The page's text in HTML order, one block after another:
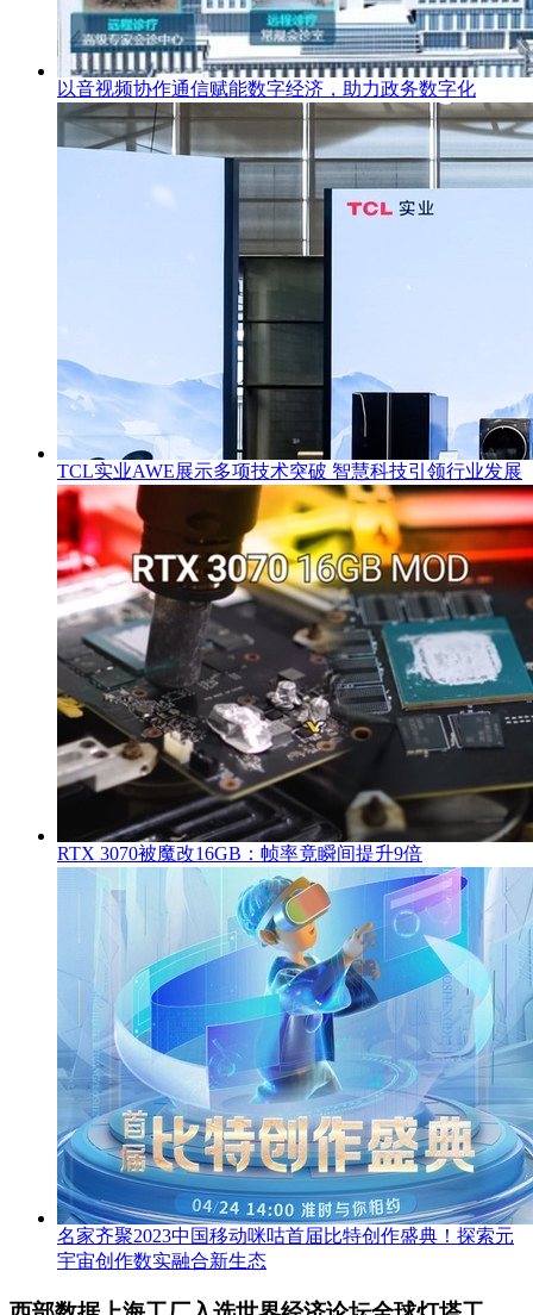
以音视频协作通信赋能数字经济，助力政务数字化
TCL实业AWE展示多项技术突破 智慧科技引领行业发展
RTX 3070被魔改16GB：帧率竟瞬间提升9倍
名家齐聚2023中国移动咪咕首届比特创作盛典！探索元
宇宙创作数实融合新生态